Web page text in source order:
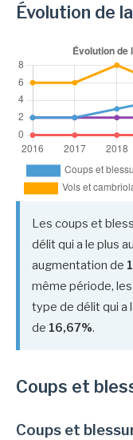
Évolution de
Les coups et
délit qui a le plus
augmentation de
même période,
type de délit qui a
de 16,67%.
Coups et
Coups et